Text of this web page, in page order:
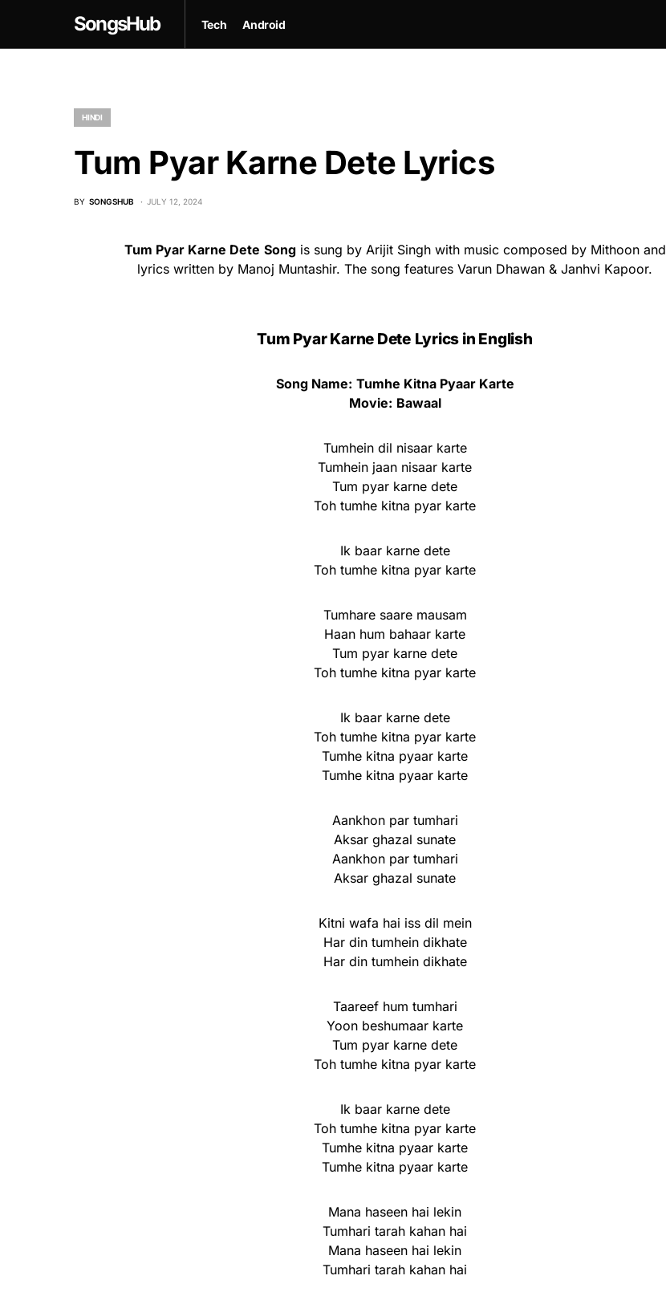
SongsHub Tech Android
HINDI
Tum Pyar Karne Dete Lyrics
BY SONGSHUB JULY 12, 2024
Tum Pyar Karne Dete Songis sung by Arijit Singh with music composed by Mithoon and
lyrics written by Manoj Muntashir. The song features Varun Dhawan & Janhvi Kapoor.
Tum Pyar Karne Dete Lyrics in English
Song Name: Tumhe Kitna Pyaar Karte
Movie: Bawaal
Tumhein dil nisaar karte
Tumhein jaan nisaar karte
Tum pyar karne dete
Toh tumhe kitna pyar karte
Ik baar karne dete
Toh tumhe kitna pyar karte
Tumhare saare mausam
Haan hum bahaar karte
Tum pyar karne dete
Toh tumhe kitna pyar karte
Ik baar karne dete
Toh tumhe kitna pyar karte
Tumhe kitna pyaar karte
Tumhe kitna pyaar karte
Aankhon par tumhari
Aksar ghazal sunate
Aankhon par tumhari
Aksar ghazal sunate
Kitni wafa hai iss dil mein
Har din tumhein dikhate
Har din tumhein dikhate
Taareef hum tumhari
Yoon beshumaar karte
Tum pyar karne dete
Toh tumhe kitna pyar karte
Ik baar karne dete
Toh tumhe kitna pyar karte
Tumhe kitna pyaar karte
Tumhe kitna pyaar karte
Mana haseen hai lekin
Tumhari tarah kahan hai
Mana haseen hai lekin
Tumhari tarah kahan hai